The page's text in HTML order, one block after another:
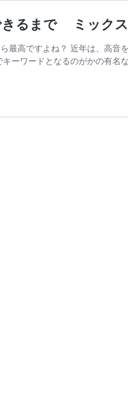
きるまで ミック
最高ですよね？ 近年は、高
キーワードとなるのがかの有